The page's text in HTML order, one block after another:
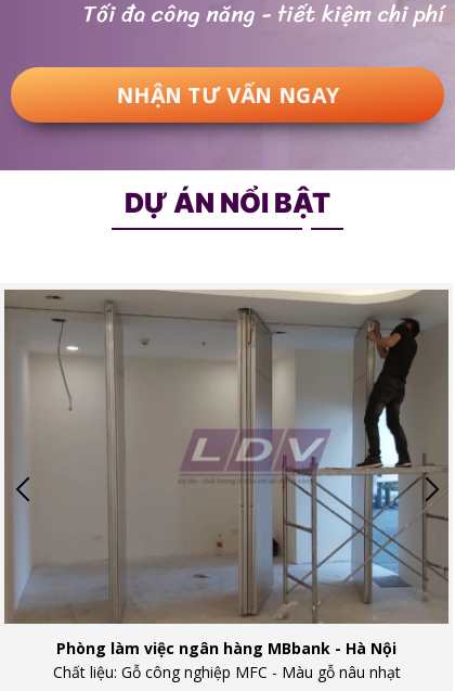
Tối đa công năng - tiết kiệm chi phí
NHẬN TƯ VẤN NGAY
DỰ ÁN NỔI BẬT
Nhà hàng tiệc cưới - Số 12 Trần Vũ, Hà Nội
Chất liệu: Gỗ công nghiệp phủ MFC - Họa tiết giả đá